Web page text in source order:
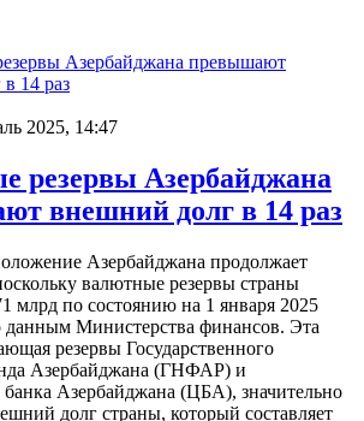
2025, 14:47
резервы Азербайджана
внешний долг в 14 раз
Азербайджана продолжает
валютные резервы страны
млрд по состоянию на 1 января 2025
данным Министерства финансов. Эта
резервы Государственного
Азербайджана (ГНФАР) и
банка Азербайджана (ЦБА), значительно
долг страны, который составляет